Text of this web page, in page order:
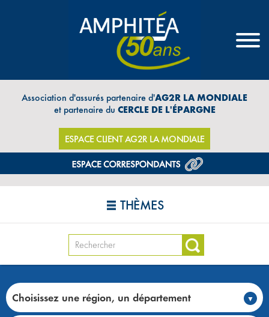
Association d'assurés partenaire d'AG2R LA MONDIALE
et partenaire du CERCLE DE L'ÉPARGNE
ESPACE CLIENT AG2R LA MONDIALE
THÈMES
Choisissez une région, un département